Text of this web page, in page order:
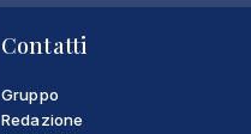
Contatti
Gruppo
Redazione